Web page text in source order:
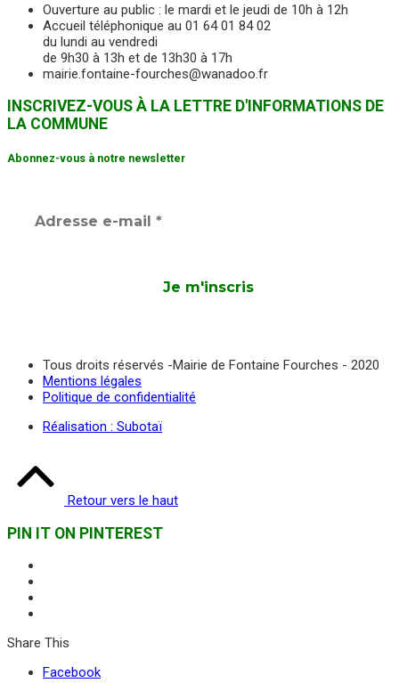
Ouverture au public : le mardi et le jeudi de 10h à 12h
Accueil téléphonique au 01 64 01 84 02
du lundi au vendredi
de 9h30 à 13h et de 13h30 à 17h
mairie.fontaine-fourches@wanadoo.fr
INSCRIVEZ-VOUS À LA LETTRE D'INFORMATIONS DE
LA COMMUNE
Abonnez-vous à notre newsletter
Tous droits réservés -Mairie de Fontaine Fourches - 2020
Mentions légales
Politique de confidentialité
Réalisation : Subotaï
Retour vers le haut
PIN IT ON PINTEREST
Share This
Facebook